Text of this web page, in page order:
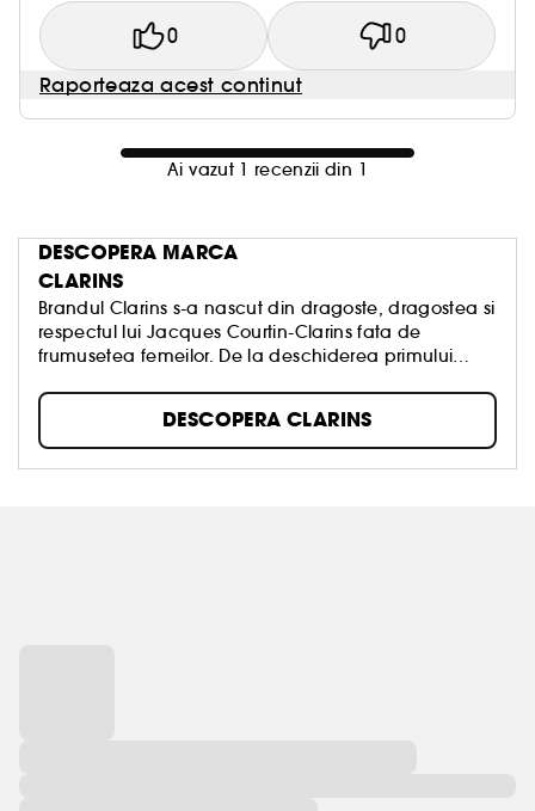
0 0
Raporteaza acest continut
Ai vazut 1 recenzii din 1
DESCOPERA MARCA
CLARINS
Brandul Clarins s-a nascut din dragoste, dragostea si
respectul lui Jacques Courtin-Clarins fata de
frumusetea femeilor. De la deschiderea primului
produselor de ingrijire din gama de top, Clarins
lucreaza fara incetare pentru a oferi fiecarei femei
tot ce e mai bun din natura, cautand elementele
active pretioase pentru piele.
DESCOPERA CLARINS